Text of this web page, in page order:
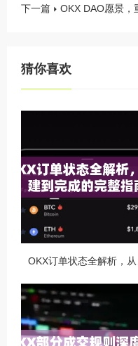
下一篇
OKX DAO愿景，
猜你喜欢